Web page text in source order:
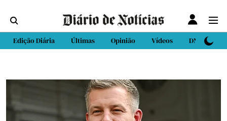
Edição Diária Últimas Opinião Vídeos DN Sport